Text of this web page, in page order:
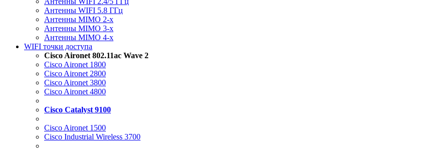
Антенны WIFI 5.8 ГГц
Антенны MIMO 2-x
Антенны MIMO 3-x
Антенны MIMO 4-x
WIFI точки доступа
Cisco Aironet 802.11ac Wave 2
Cisco Aironet 1800
Cisco Aironet 2800
Cisco Aironet 3800
Cisco Aironet 4800
Cisco Catalyst 9100
Cisco Aironet 1500
Cisco Industrial Wireless 3700